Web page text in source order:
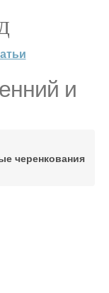
и
черенкования